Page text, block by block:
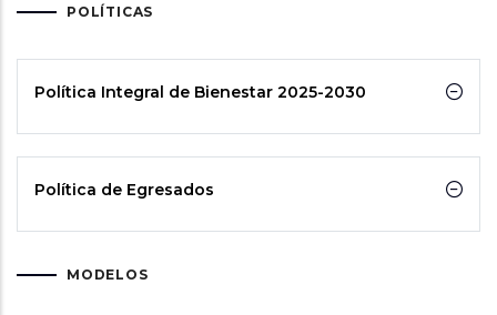
POLÍTICAS
Política Integral de Bienestar 2025-2030
Política de Egresados
MODELOS